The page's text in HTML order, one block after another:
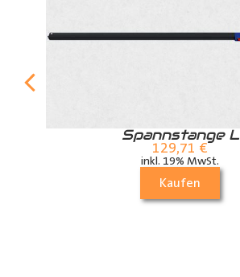
Spannstange L
129,71 €
inkl. 19% MwSt.
Kaufen